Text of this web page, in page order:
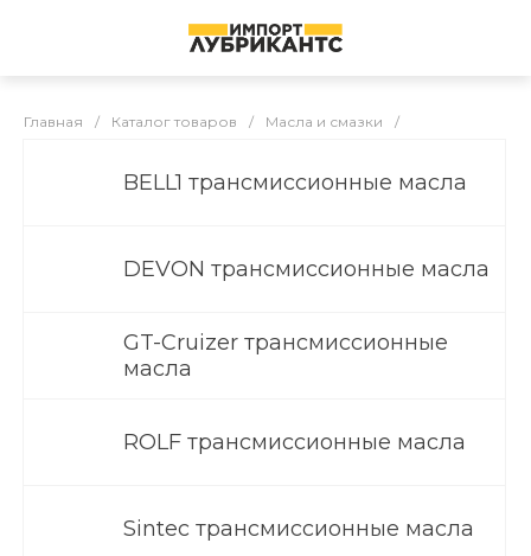
Главная / Каталог товаров / Масла и смазки
/
ТРАНСМИССИОННЫЕ МАСЛА
BELL1 трансмиссионные масла
DEVON трансмиссионные масла
GT-Cruizer трансмиссионные
масла
ROLF трансмиссионные масла
Sintec трансмиссионные масла